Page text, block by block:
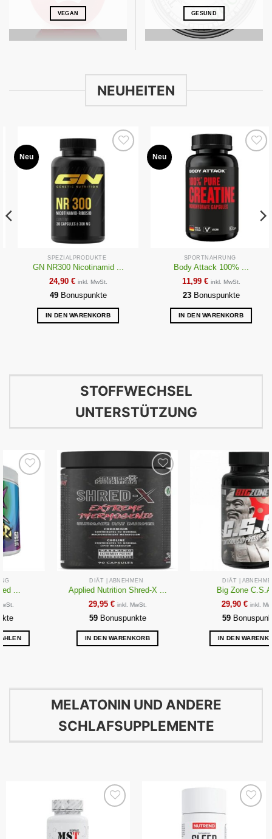
VEGAN GESUND
NEUHEITEN
Neu
Auf die
Wunschliste
SPEZIALPRODUKTE
GN NR300 Nicotinamid ...
24,90€ inkl. MwSt.
Bonuspunkte
IN DEN WARENKORB
Neu
Auf die
Wunschliste
SPORTNAHRUNG
Body Attack 100% ...
11,99€ inkl. MwSt.
Bonuspunkte
IN DEN WARENKORB
STOFFWECHSEL
UNTERSTÜTZUNG
Auf die
Wunschliste
DIÄT | ABNEHMEN
Applied Nutrition Shred-X ...
inkl. MwSt.
Bonuspunkte
IN DEN WARENKORB
Auf die
Wunschliste
DIÄT | ABNEHMEN
Big Zone C.S.A. ...
inkl. MwSt.
Bonuspunkte
IN DEN WARENKORB
MELATONIN UND ANDERE
SCHLAFSUPPLEMENTE
Wunschliste
Wunschliste